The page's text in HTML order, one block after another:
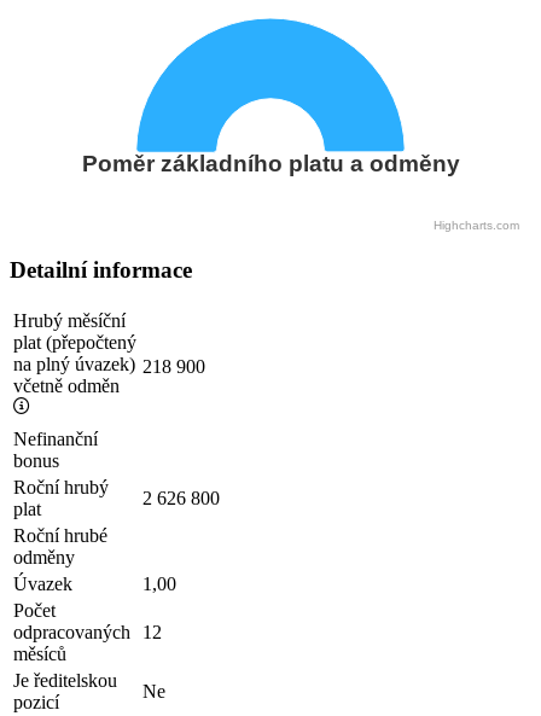
Poměr základního platu a odměny
Highcharts.com
Detailní informace
Hrubý měsíční
plat (přepočtený
na plný úvazek)
včetně odměn
218 900
Nefinanční
bonus
Roční hrubý
plat
2 626 800
Roční hrubé
odměny
Úvazek
1,00
Počet
odpracovaných
měsíců
12
Je ředitelskou
pozicí
Ne